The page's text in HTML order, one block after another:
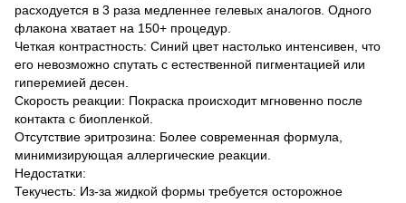
расходуется в 3 раза медленнее гелевых аналогов. Одного
флакона хватает на 150+ процедур.
Четкая контрастность: Синий цвет настолько интенсивен, что
его невозможно спутать с естественной пигментацией или
гиперемией десен.
Скорость реакции: Покраска происходит мгновенно после
контакта с биопленкой.
Отсутствие эритрозина: Более современная формула,
минимизирующая аллергические реакции.
Недостатки:
Текучесть: Из-за жидкой формы требуется осторожное